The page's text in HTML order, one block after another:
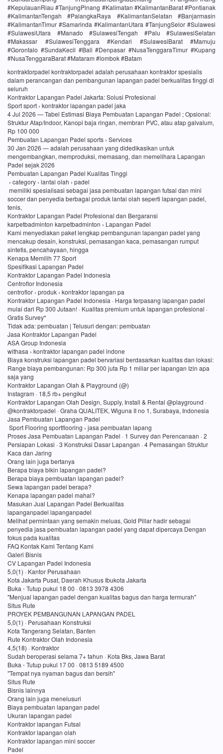
#KepulauanRiau #TanjungPinang #Kalimatan #KalimantanBarat #Pontianak
#KalimantanTengah #PalangkaRaya #KalimantanSelatan #Banjarmasin
#KalimantanTimur #Samarinda #KalimantanUtara #TanjungSelor #Sulawesi
#SulawesiUtara #Manado #SulawesiTengah #Palu #SulawesiSelatan
#Makassar #SulawesiTenggara #Kendari #SulawesiBarat #Mamuju
#Gorontalo #SundaKecil #Bali #Denpasar #NusaTenggaraTimur #Kupang
#NusaTenggaraBarat #Mataram #lombok #Batam
kontraktorpadel kontraktorpadel adalah perusahaan kontraktor spesialis
dalam perancangan dan pembangunan lapangan padel berkualitas tinggi di
seluruh
Kontraktor Lapangan Padel Jakarta: Solusi Profesional
Sport sport › kontraktor lapangan padel jaka
4 Jul 2026 — Tabel Estimasi Biaya Pembuatan Lapangan Padel ; Opsional:
Struktur Atap/Indoor, Kanopi baja ringan, membran PVC, atau atap galvalum,
Rp 100 000
Pembuatan Lapangan Padel sports › Services
30 Jan 2026 — adalah perusahaan yang didedikasikan untuk
mengembangkan, memproduksi, memasang, dan memelihara Lapangan
Padel sejak 2026
Pembuatan Lapangan Padel Kualitas Tinggi
› category › lantai olah › padel
memiliki spesialisasi sebagai jasa pembuatan lapangan futsal dan mini
soccer dan penyedia berbagai produk lantai olah seperti lapangan padel,
tenis,
Kontraktor Lapangan Padel Profesional dan Bergaransi
karpetbadminton karpetbadminton › Lapangan Padel
Kami menyediakan paket lengkap pembangunan lapangan padel yang
mencakup desain, konstruksi, pemasangan kaca, pemasangan rumput
sintetis, pencahayaan, hingga
Kenapa Memilih 77 Sport
Spesifikasi Lapangan Padel
Kontraktor Lapangan Padel Indonesia
Centroflor Indonesia
centroflor › produk › kontraktor lapangan pa
Kontraktor Lapangan Padel Indonesia · Harga terpasang lapangan padel
mulai dari Rp 300 Jutaan! · Kualitas premium untuk lapangan profesional ·
Gratis Survey*
Tidak ada: pembuatan ‎| Telusuri dengan: pembuatan
Jasa Kontraktor Lapangan Padel
ASA Group Indonesia
withasa › kontraktor lapangan padel indone
Biaya konstruksi lapangan padel bervariasi berdasarkan kualitas dan lokasi:
Range biaya pembangunan: Rp 300 juta Rp 1 miliar per lapangan Izin apa
saja yang
Kontraktor Lapangan Olah & Playground (@)
Instagram · 18,5 rb+ pengikut
Kontraktor Lapangan Olah Design, Supply, Install & Rental @playground ·
@kontraktorpadel · Graha QUALITEK, Wiguna II no 1, Surabaya, Indonesia
Jasa Pembuatan Lapangan Padel
Sport Flooring sportflooring › jasa pembuatan lapang
Proses Jasa Pembuatan Lapangan Padel · 1 Survey dan Perencanaan · 2
Persiapan Lokasi · 3 Konstruksi Dasar Lapangan · 4 Pemasangan Struktur
Kaca dan Jaring
Orang lain juga bertanya
Berapa biaya bikin lapangan padel?
Berapa biaya pembuatan lapangan padel?
Sewa lapangan padel berapa?
Kenapa lapangan padel mahal?
Masukan Jual Lapangan Padel Berkualitas
lapanganpadel lapanganpadel
Melihat permintaan yang semakin meluas, Gold Pillar hadir sebagai
penyedia jasa pembuatan lapangan padel yang dapat dipercaya Dengan
fokus pada kualitas
FAQ Kontak Kami Tentang Kami
Galeri Bisnis
CV Lapangan Padel Indonesia
5,0(1) · Kantor Perusahaan
Kota Jakarta Pusat, Daerah Khusus Ibukota Jakarta
Buka ⋅ Tutup pukul 18 00 · 0813 3978 4306
"Menjual lapangan padel dengan kualitas bagus dan harga termurah"
Situs Rute
PROYEK PEMBANGUNAN LAPANGAN PADEL
5,0(1) · Perusahaan Konstruksi
Kota Tangerang Selatan, Banten
Rute Kontraktor Olah Indonesia
4,5(18) · Kontraktor
Sudah beroperasi selama 7+ tahun · Kota Bks, Jawa Barat
Buka ⋅ Tutup pukul 17 00 · 0813 5189 4500
"Tempat nya nyaman bagus dan bersih"
Situs Rute
Bisnis lainnya
Orang lain juga menelusuri
Biaya pembuatan lapangan padel
Ukuran lapangan padel
Kontraktor lapangan Futsal
Kontraktor lapangan olah
Kontraktor lapangan mini soccer
Padel